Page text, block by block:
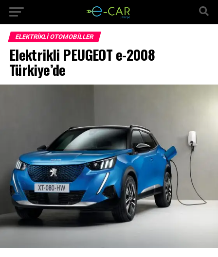
ELEKTRIKLI OTOMOBILLER
Elektrikli PEUGEOT e-2008
Türkiye’de